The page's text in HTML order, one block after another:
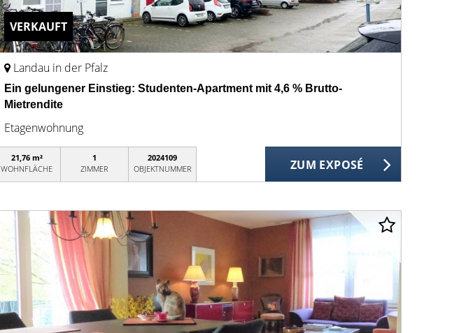
VERKAUFT
Landau in der Pfalz
Ein gelungener Einstieg: Studenten-Apartment mit 4,6 % Brutto-
Mietrendite
Etagenwohnung
21,76 m²
WOHNFLÄCHE
1
ZIMMER
2024109
OBJEKTNUMMER
ZUM EXPOSÉ